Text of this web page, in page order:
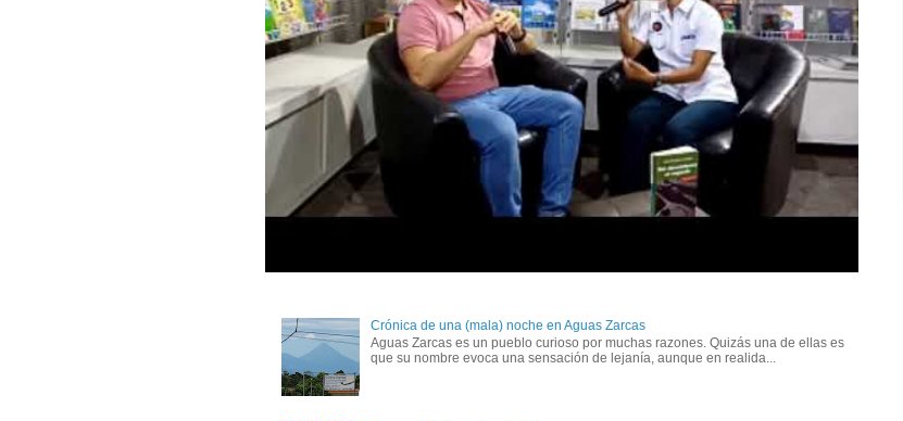
Crónica de una (mala) noche en Aguas Zarcas
Aguas Zarcas es un pueblo curioso por muchas razones. Quizás una de ellas es
que su nombre evoca una sensación de lejanía, aunque en realida...